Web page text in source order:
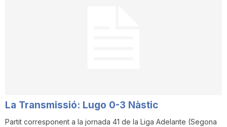
La Transmissió: Lugo 0-3 Nàstic
Partit corresponent a la jornada 41 de la Liga Adelante (Segona